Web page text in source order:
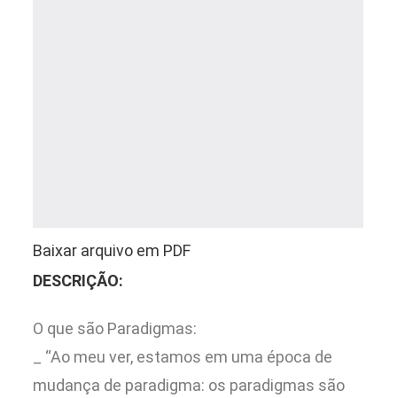
Baixar arquivo em PDF
DESCRIÇÃO:
O que são Paradigmas:
_ “Ao meu ver, estamos em uma época de
mudança de paradigma: os paradigmas são